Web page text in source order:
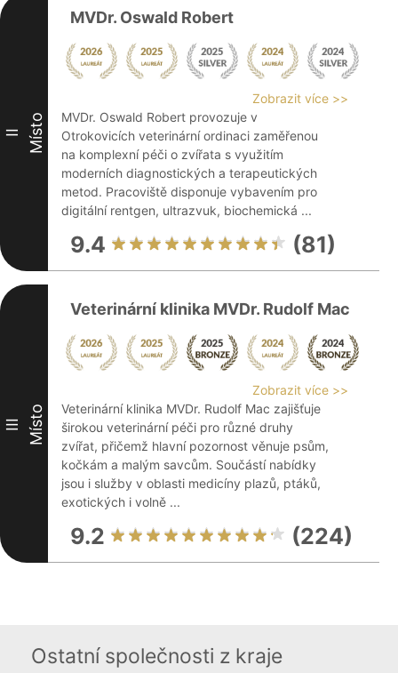
II Místo
MVDr. Oswald Robert
Zobrazit více >>
MVDr. Oswald Robert provozuje v
Otrokovicích veterinární ordinaci zaměřenou
na komplexní péči o zvířata s využitím
moderních diagnostických a terapeutických
metod. Pracoviště disponuje vybavením pro
digitální rentgen, ultrazvuk, biochemická ...
9.4 (81)
III Místo
Veterinární klinika MVDr. Rudolf Mac
Zobrazit více >>
Veterinární klinika MVDr. Rudolf Mac zajišťuje
širokou veterinární péči pro různé druhy
zvířat, přičemž hlavní pozornost věnuje psům,
kočkám a malým savcům. Součástí nabídky
jsou i služby v oblasti medicíny plazů, ptáků,
exotických i volně ...
9.2 (224)
Ostatní společnosti z kraje